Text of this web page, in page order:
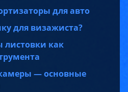
для авто
для визажиста?
как
— основные